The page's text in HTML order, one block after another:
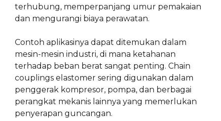
terhubung, memperpanjang umur pemakaian
dan mengurangi biaya perawatan.
Contoh aplikasinya dapat ditemukan dalam
mesin-mesin industri, di mana ketahanan
terhadap beban berat sangat penting. Chain
couplings elastomer sering digunakan dalam
penggerak kompresor, pompa, dan berbagai
perangkat mekanis lainnya yang memerlukan
penyerapan guncangan.